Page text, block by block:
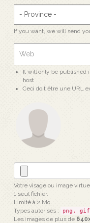
If you want, we will send
It will only be published
host
Ceci doit être une URL
Votre visage ou image
1 seul fichier.
Limité à 2 Mo.
Types autorisés :
png,
Les images de plus de